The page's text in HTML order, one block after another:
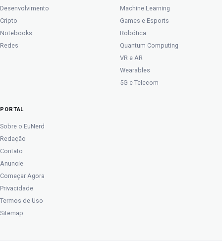
Desenvolvimento
Cripto
Notebooks
Redes
Machine Learning
Games e Esports
Robótica
Quantum Computing
VR e AR
Wearables
5G e Telecom
PORTAL
Sobre o EuNerd
Redação
Contato
Anuncie
Começar Agora
Privacidade
Termos de Uso
Sitemap